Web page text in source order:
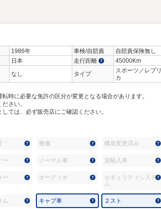
1986年 車検/自賠責
自賠責保険無し
日本 走行距離
45000Km
なし タイプ
スポーツ／レプリ
カ
時に必要な免許の区分が変更となる場合があります。
さい。
ては、必ず販売店にご確認ください。
整備 構造変更済み
ー ノーマル車 逆輸入車
ー オーディオ
セキュリティシステ
ム
ム キャブ車 ２スト